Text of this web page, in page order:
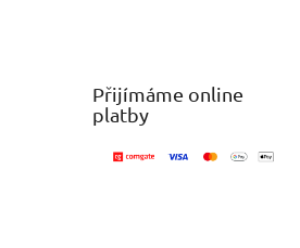
Přijímáme online
platby